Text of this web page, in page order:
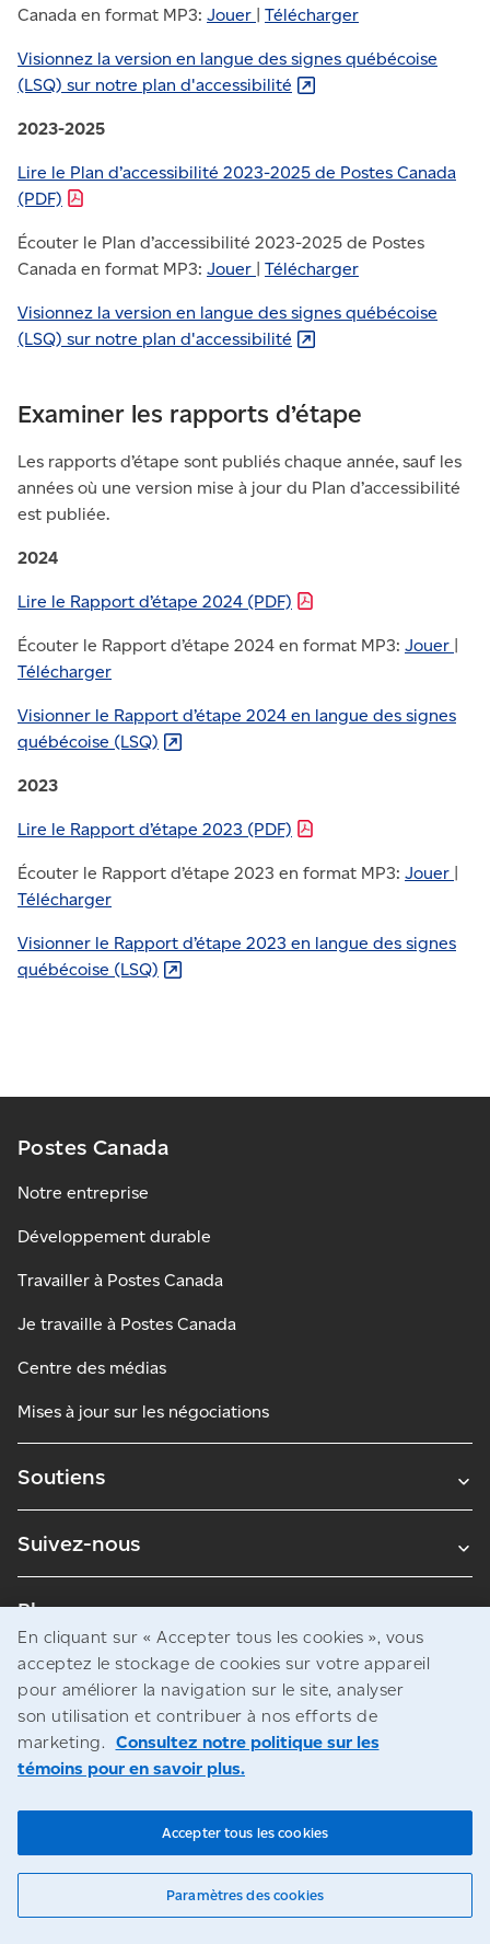
Canada en format MP3: Jouer | Télécharger
Visionnez la version en langue des signes québécoise
(LSQ) sur notre plan d'accessibilité
2023-2025
Lire le Plan d’accessibilité 2023-2025 de Postes Canada
(PDF)
Écouter le Plan d’accessibilité 2023-2025 de Postes
Canada en format MP3: Jouer | Télécharger
Visionnez la version en langue des signes québécoise
(LSQ) sur notre plan d'accessibilité
Examiner les rapports d’étape
Les rapports d’étape sont publiés chaque année, sauf les
années où une version mise à jour du Plan d’accessibilité
est publiée.
2024
Lire le Rapport d’étape 2024 (PDF)
Écouter le Rapport d’étape 2024 en format MP3: Jouer |
Télécharger
Visionner le Rapport d’étape 2024 en langue des signes
québécoise (LSQ)
2023
Lire le Rapport d’étape 2023 (PDF)
Écouter le Rapport d’étape 2023 en format MP3: Jouer |
Télécharger
Visionner le Rapport d’étape 2023 en langue des signes
québécoise (LSQ)
Postes Canada
Notre entreprise
Développement durable
Travailler à Postes Canada
Je travaille à Postes Canada
Centre des médias
Mises à jour sur les négociations
Soutiens
Suivez-nous
Blogues
© Société canadienne des postes
Avis juridiques
Accès à l’information
En cliquant sur « Accepter tous les cookies », vous
acceptez le stockage de cookies sur votre appareil
pour améliorer la navigation sur le site, analyser
son utilisation et contribuer à nos efforts de
marketing. Consultez notre politique sur les
témoins pour en savoir plus.
Paramètres des cookies
Accepter tous les cookies